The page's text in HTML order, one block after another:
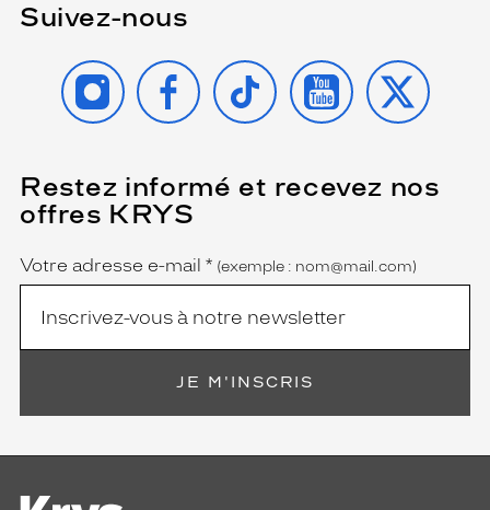
Suivez-nous
INSTAGRAMFACEBOOK
TIKTOK YOUTUBE
X
Restez informé et recevez nos
offres KRYS
Name
Votre adresse e-mail *
(Ce
champ
est
obligatoire)
(exemple : nom@mail.com)
JE M'INSCRIS